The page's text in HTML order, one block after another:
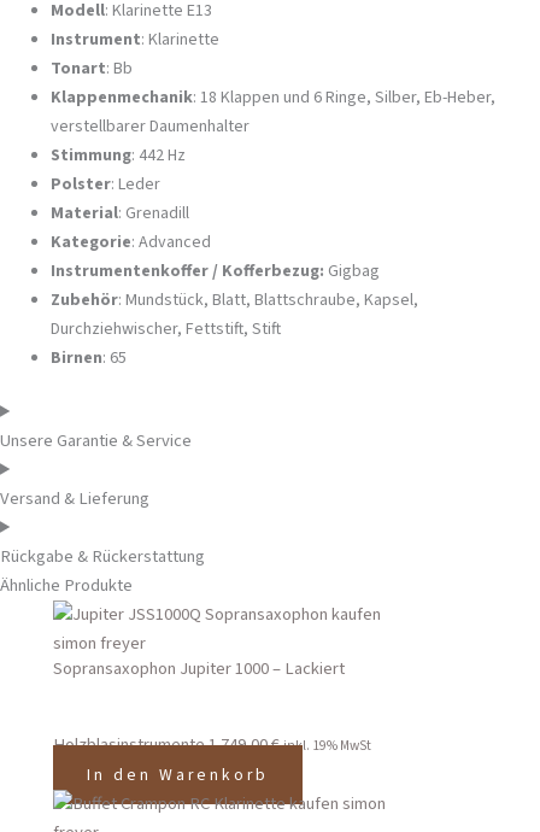
Modell: Klarinette E13
Instrument: Klarinette
Tonart: Bb
Klappenmechanik: 18 Klappen und 6 Ringe, Silber, Eb-Heber,
verstellbarer Daumenhalter
Stimmung: 442 Hz
Polster: Leder
Material: Grenadill
Kategorie: Advanced
Instrumentenkoffer / Kofferbezug: Gigbag
Zubehör: Mundstück, Blatt, Blattschraube, Kapsel,
Durchziehwischer, Fettstift, Stift
Birnen: 65
Unsere Garantie & Service
Versand & Lieferung
Rückgabe & Rückerstattung
Ähnliche Produkte
Sopransaxophon Jupiter 1000 – Lackiert
Holzblasinstrumente1.749,00€inkl. 19% MwSt
In den Warenkorb